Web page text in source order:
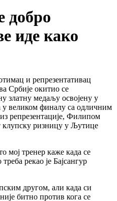
добро
иде како
и репрезентативац
Србије окитио се
златну медаљу освојену у
у великом финалу са одличним
репрезентације, Филипом
клупску ризницу у Љутице
мој тренер каже када се
рекао је Бајсангур
другом, али када си
битно против кога се